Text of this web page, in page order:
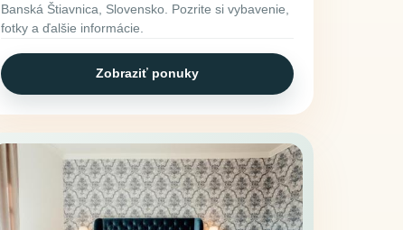
Banská Štiavnica, Slovensko. Pozrite si vybavenie,
fotky a ďalšie informácie.
Zobraziť ponuky